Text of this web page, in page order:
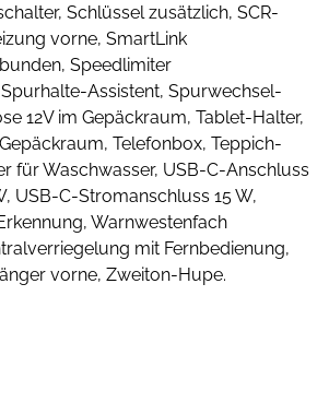
Schlüssel zusätzlich, SCR-
vorne, SmartLink
Speedlimiter
Assistent, Spurwechsel-
12V im Gepäckraum, Tablet-Halter,
Telefonbox, Teppich-
für Waschwasser, USB-C-Anschluss
USB-C-Stromanschluss 15 W,
Warnwestenfach
mit Fernbedienung,
vorne, Zweiton-Hupe.